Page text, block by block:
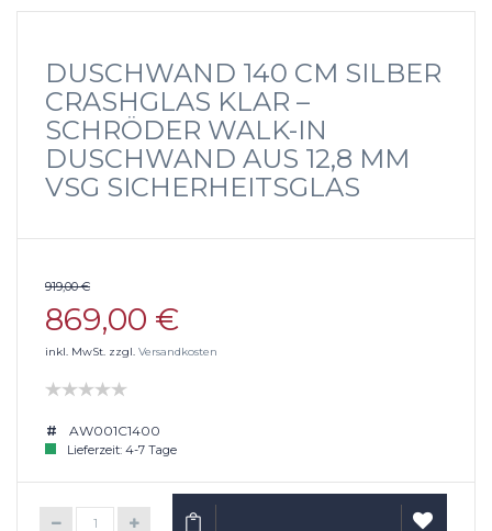
DUSCHWAND 140 CM SILBER
CRASHGLAS KLAR –
SCHRÖDER WALK-IN
DUSCHWAND AUS 12,8 MM
VSG SICHERHEITSGLAS
919,00 €
869,00 €
inkl. MwSt. zzgl. Versandkosten
AW001C1400
Lieferzeit: 4-7 Tage